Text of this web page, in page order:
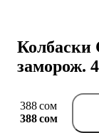
Колбаски
заморож.
388 сом
388 сом